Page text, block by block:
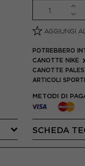
AGGIUNGI
POTREBBERO
CANOTTE NIKE
CANOTTE
ARTICOLI
METODI DI
SCHEDA